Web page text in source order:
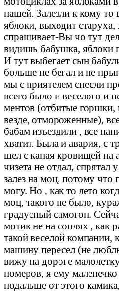
нашей. Залезли к кому то
яблоки, выходит
спрашивает-Вы чо тут
видишь бабушка, яблоки
И тут выбегает сын
больше не бегал и не
мы с приятелем снесли
всего было и веселого и
ментов (отбитые
везде, отмороженные),
бабам изъездили , все
хватит. Была и авария, с
шел с капая кровищей на
чизета не отдал, спрятал
залез на моц, потому что
могу. Но , как то лето
моц, такого не было,
градусный самогон.
мотик не на соплях , как
такой веселой компании,
машину пересел (не
вижу на дороге
номеров, я ему
подальше от этого